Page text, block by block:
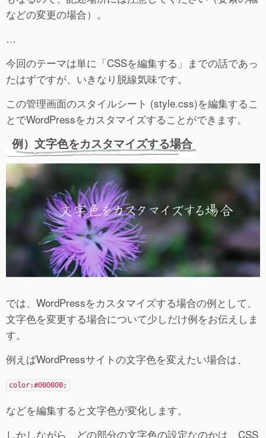
などの変更の場合）。
…
今回のテーマは単に「CSSを編集する」までの話であっ
たはずですが、いきなり脱線気味です。
この管理画面のスタイルシート (style.css)を編集するこ
とでWordPressをカスタマイズすることができます。
例）文字色をカスタマイズする場合
では、WordPressをカスタマイズする場合の例として、
文字色を変更する場合について少しだけ例をお伝えしま
す。
例えばWordPressサイトの文字色を変えたい場合は、
color:#000000;
などを編集すると文字色が変化します。
しかしながら、どの部分の文字色の設定なのかは、CSS